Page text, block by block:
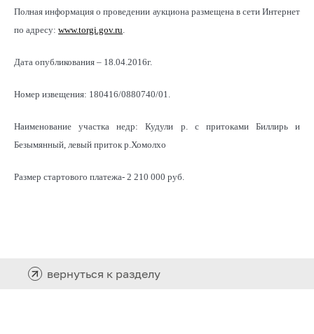
Полная информация о проведении аукциона размещена в сети Интернет
по адресу: www.torgi.gov.ru
Дата опубликования – 18.04.2016г.
Номер извещения: 180416/0880740/01.
Наименование участка недр: Кудули р. с притоками Биллирь и
Безымянный, левый приток р.Хомолхо
Размер стартового платежа- 2 210 000 руб.
вернуться к разделу